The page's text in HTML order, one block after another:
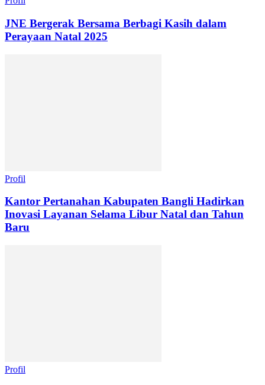
JNE Bergerak Bersama Berbagi Kasih dalam
Perayaan Natal 2025
Profil
Kantor Pertanahan Kabupaten Bangli Hadirkan
Inovasi Layanan Selama Libur Natal dan Tahun
Baru
Profil